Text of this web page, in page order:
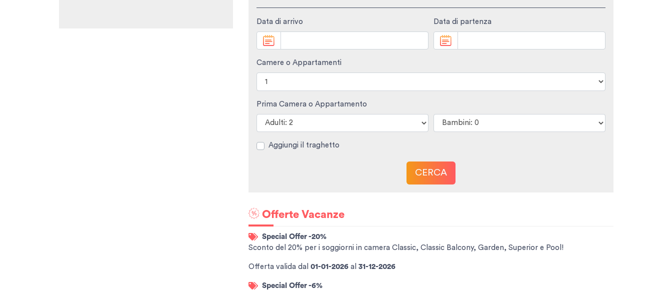
Data di arrivo Data di partenza
Camere o Appartamenti
Prima Camera o Appartamento
Aggiungi il traghetto
CERCA
Offerte Vacanze
Special Offer -20%
Sconto del 20% per i soggiorni in camera Classic, Classic Balcony, Garden, Superior e Pool!
Offerta valida dal 01-01-2026al 31-12-2026
Special Offer -6%